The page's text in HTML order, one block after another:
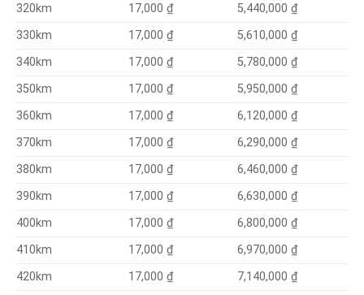
320km
17,000 ₫
5,440,000 ₫
330km
17,000 ₫
5,610,000 ₫
340km
17,000 ₫
5,780,000 ₫
350km
17,000 ₫
5,950,000 ₫
360km
17,000 ₫
6,120,000 ₫
370km
17,000 ₫
6,290,000 ₫
380km
17,000 ₫
6,460,000 ₫
390km
17,000 ₫
6,630,000 ₫
400km
17,000 ₫
6,800,000 ₫
410km
17,000 ₫
6,970,000 ₫
420km
17,000 ₫
7,140,000 ₫